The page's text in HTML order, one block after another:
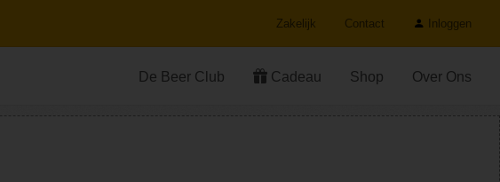
Zakelijk Contact Inloggen
De Beer Club Cadeau Shop Over Ons